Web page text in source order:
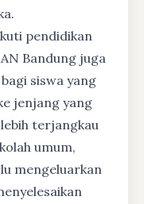
pendidikan
Bandung juga
siswa yang
jenjang yang
terjangkau
umum,
mengeluarkan